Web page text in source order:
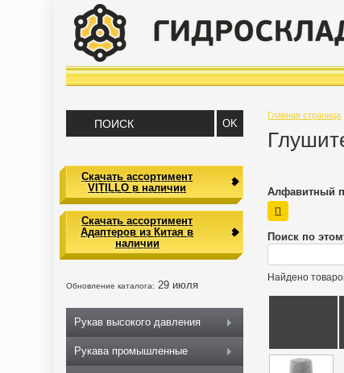
Главная страница
Алфавитный
П
Поиск по
Найдено
Скачать ассортимент
VITILLO в наличии
Скачать ассортимент
Адаптеров из Китая в
наличии
Обновление каталога: 29 июля
Рукав высокого давления
Рукава промышленные